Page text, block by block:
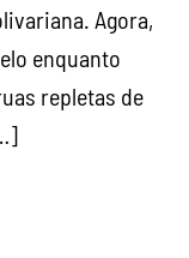
Agora,
enquanto
repletas de